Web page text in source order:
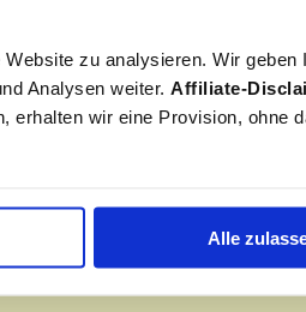
zu analysieren. Wir geben
Analysen weiter. Affiliate-
erhalten wir eine Provision, ohne
Alle
ist nicht notwendig. Tickets
und 1. Januar